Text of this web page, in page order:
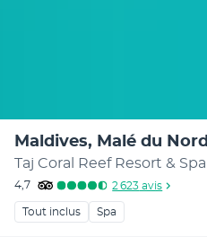
Maldives, Malé du Nord
Taj Coral Reef Resort & Spa
4,7 2 623 avis
Tout inclus Spa